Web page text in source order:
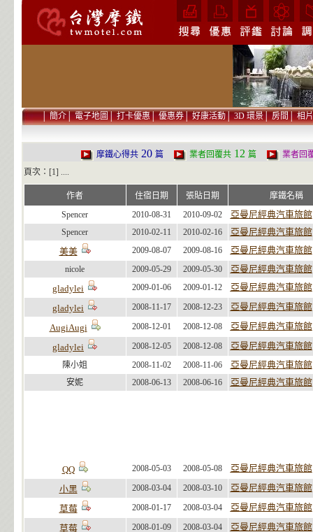
│簡介│電子地圖│打卡優惠│優惠券│好康活動│3D 環景│房間│相片
摩鐵心得共20 篇 業者回覆共12 篇
業者回
頁次：[1] ....
作者 住宿日期 張貼日期
摩鐵名稱
Spencer
2010-08-31 2010-09-02 亞曼尼經典汽車旅館
Spencer 2010-02-11 2010-02-16
亞曼尼經典汽車旅館
美美
2009-08-07 2009-08-16 亞曼尼經典汽車旅館
nicole 2009-05-29 2009-05-30
亞曼尼經典汽車旅館
gladylei
2009-01-06 2009-01-12
亞曼尼經典汽車旅館
gladylei
2008-11-17 2008-12-23
亞曼尼經典汽車旅館
AugiAugi
2008-12-01 2008-12-08
亞曼尼經典汽車旅館
gladylei
2008-12-05 2008-12-08 亞曼尼經典汽車旅館
陳小姐 2008-11-02 2008-11-06 亞曼尼經典汽車旅館
安妮 2008-06-13 2008-06-16 亞曼尼經典汽車旅館
QQ 2008-05-03 2008-05-08
亞曼尼經典汽車旅館
小黑
2008-03-04 2008-03-10
亞曼尼經典汽車旅館
草莓
2008-01-17 2008-03-04
亞曼尼經典汽車旅館
草莓
2008-01-09 2008-03-04
亞曼尼經典汽車旅館